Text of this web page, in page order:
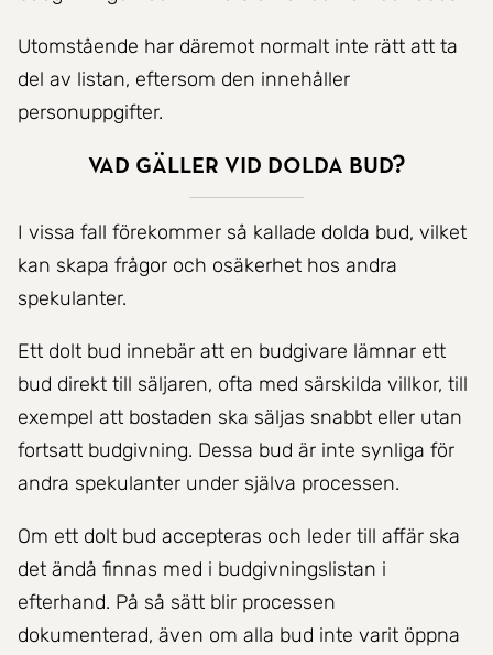
Utomstående har däremot normalt inte rätt att ta
del av listan, eftersom den innehåller
personuppgifter.
Vad gäller vid dolda bud?
I vissa fall förekommer så kallade dolda bud, vilket
kan skapa frågor och osäkerhet hos andra
spekulanter.
Ett dolt bud innebär att en budgivare lämnar ett
bud direkt till säljaren, ofta med särskilda villkor, till
exempel att bostaden ska säljas snabbt eller utan
fortsatt budgivning. Dessa bud är inte synliga för
andra spekulanter under själva processen.
Om ett dolt bud accepteras och leder till affär ska
det ändå finnas med i budgivningslistan i
efterhand. På så sätt blir processen
dokumenterad, även om alla bud inte varit öppna